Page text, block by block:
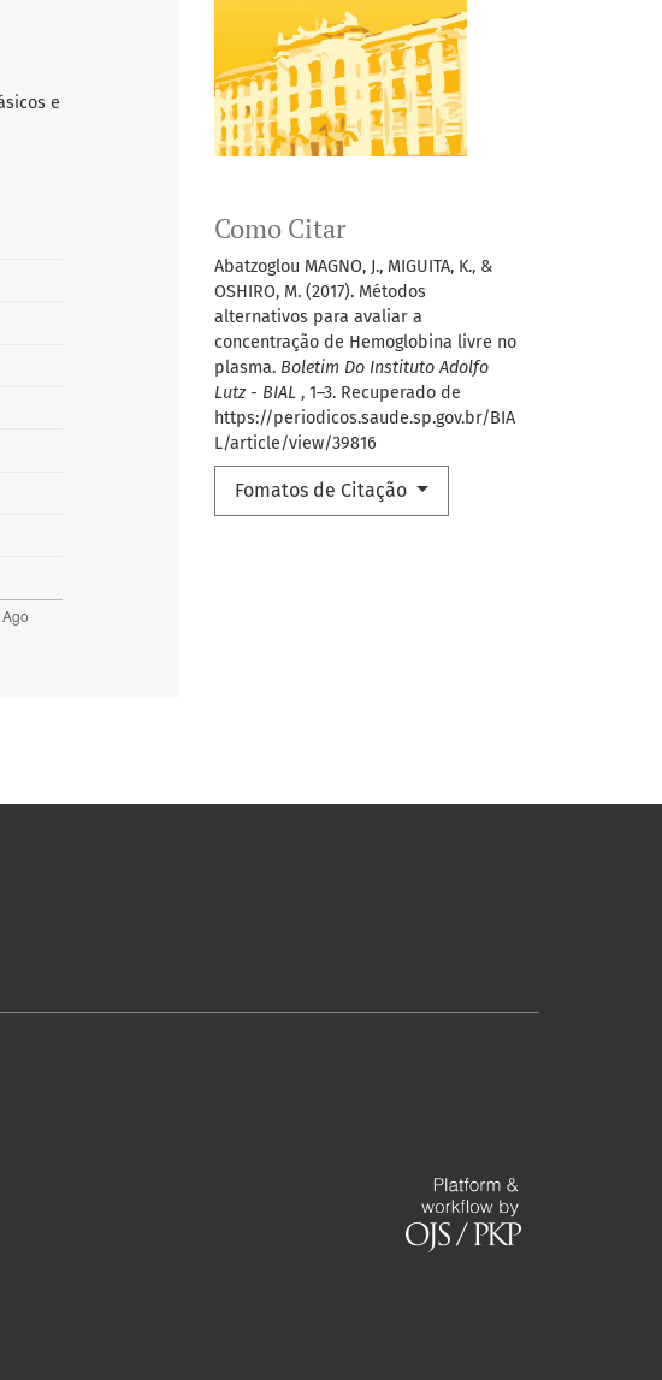
Como Citar
Abatzoglou MAGNO, J., MIGUITA, K., &
OSHIRO, M. (2017). Métodos
alternativos para avaliar a
concentração de Hemoglobina livre no
plasma. Boletim Do Instituto Adolfo
Lutz - BIAL , 1–3. Recuperado de
https://periodicos.saude.sp.gov.br/BIA
L/article/view/39816
Fomatos de Citação
e